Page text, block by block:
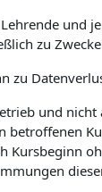
und
zu
zu
und
Kursbeginn